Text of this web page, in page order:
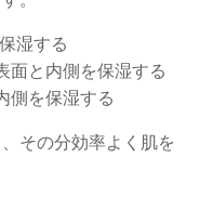
湿する
面と内側を保湿する
側を保湿する
その分効率よく肌を